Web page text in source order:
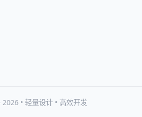
• 轻量设计 • 高效开发